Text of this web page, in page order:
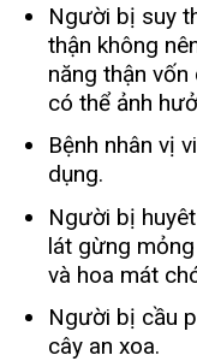
Người bị suy
thận không
năng thận
có thể ảnh
Bệnh nhân vị
dụng.
Người bị
lát gừng
và hoa mát
Người bị cầu
cây an xoa.